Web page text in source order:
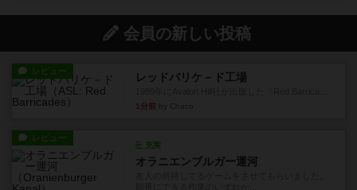
会員の新しい投稿
レビュー レッドバリケ－ド工場
1分前
レビュー
充実
オラニエンブルガー運河